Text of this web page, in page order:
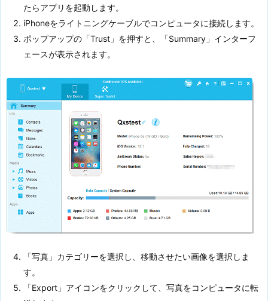
たらアプリを起動します。
iPhoneをライトニングケーブルでコンピュータに接続します。
ポップアップの「Trust」を押すと、「Summary」インターフ
ェースが表示されます。
「写真」カテゴリーを選択し、移動させたい画像を選択しま
す。
「Export」アイコンをクリックして、写真をコンピュータに転